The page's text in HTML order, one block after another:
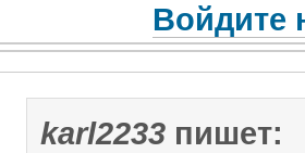
Войдите
karl2233 пишет: